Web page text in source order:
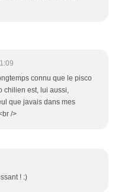
connu que le pisco
chilien est, lui aussi,
que javais dans mes
/>
! :)